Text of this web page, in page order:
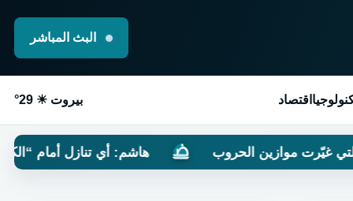
البث المباشر
اقتصاد بيروت ☀ 29°
الحروب هاشم: أي تنازل أمام “الكيان”